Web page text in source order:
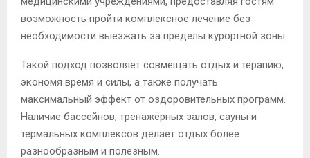
возможность пройти комплексное лечение без
необходимости выезжать за пределы курортной зоны.
Такой подход позволяет совмещать отдых и терапию,
экономя время и силы, а также получать
максимальный эффект от оздоровительных программ.
Наличие бассейнов, тренажёрных залов, сауны и
термальных комплексов делает отдых более
разнообразным и полезным.